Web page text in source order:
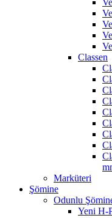
Classen
Marküteri
Şömine
Odunlu
Yeni H-